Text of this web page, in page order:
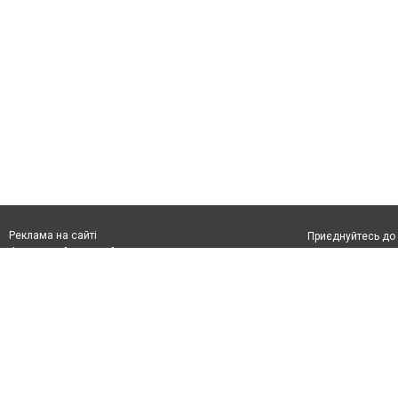
Реклама на сайті
Франшиза "CitySites"
Приєднуйтесь до